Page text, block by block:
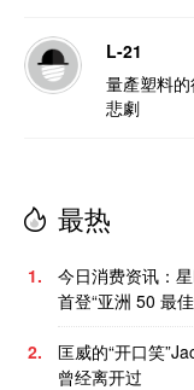
L-21
量產塑料
悲劇
最热
1.
今日消费资讯：
首登“亚洲 50 最
2.
匡威的“开口笑
曾经离开过